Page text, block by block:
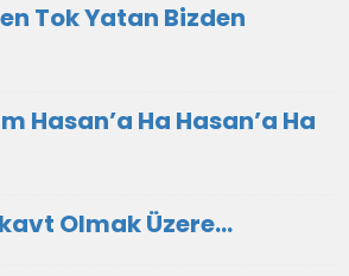
Tok Yatan Bizden
Hasan’a Ha Hasan’a Ha
Olmak Üzere…